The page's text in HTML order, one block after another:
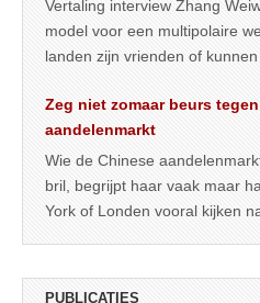
Vertaling interview Zhang
model voor een multipolaire
landen zijn vrienden of kunnen
Zeg niet zomaar beurs
aandelenmarkt
Wie de Chinese
bril, begrijpt haar vaak maar
York of Londen vooral kijken
PUBLICATIES